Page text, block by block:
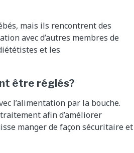
mais ils rencontrent des
avec d’autres membres de
et les
être réglés?
l’alimentation par la bouche.
afin d’améliorer
manger de façon sécuritaire et